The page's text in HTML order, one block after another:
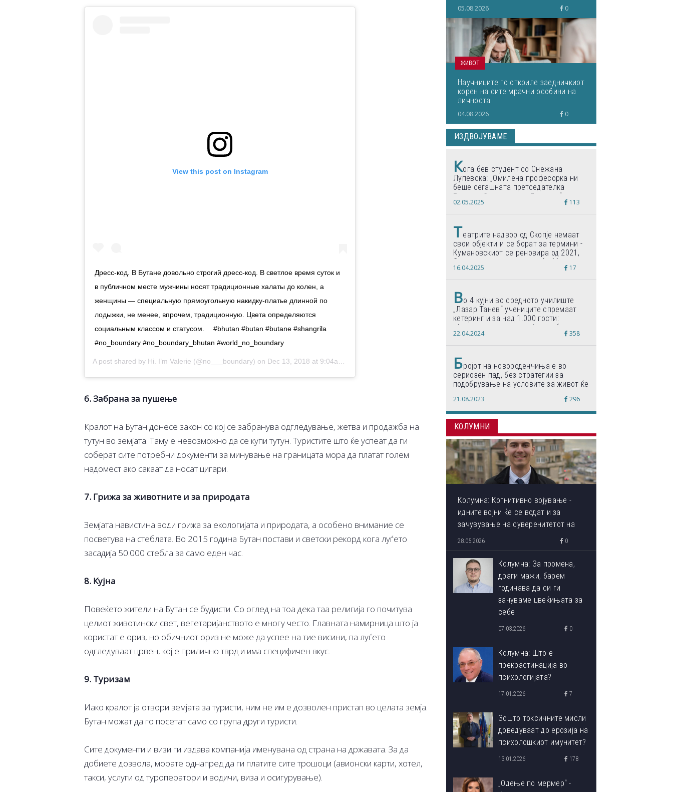
View this post on Instagram
Дресс-код. В Бутане довольно строгий дресс-код. В светлое время суток и
в публичном месте мужчины носят традиционные халаты до колен, а
женщины — специальную прямоугольную накидку-платье длинной по
лодыжки, не менее, впрочем, традиционную. Цвета определяются
социальным классом и статусом. ⠀ #bhutan #butan #butane #shangrila
#no_boundary #no_boundary_bhutan #world_no_boundary
A post shared by Hi. I’m Valerie (@no___boundary) on Dec 13, 2018 at 9:04am PST
6. Забрана за пушење
Кралот на Бутан донесе закон со кој се забранува одгледување, жетва и продажба на
тутун во земјата. Таму е невозможно да се купи тутун. Туристите што ќе успеат да ги
соберат сите потребни документи за минување на границата мора да платат голем
надомест ако сакаат да носат цигари.
7. Грижа за животните и за природата
Земјата навистина води грижа за екологијата и природата, а особено внимание се
посветува на стеблата. Во 2015 година Бутан постави и светски рекорд кога луѓето
засадија 50.000 стебла за само еден час.
8. Кујна
Повеќето жители на Бутан се будисти. Со оглед на тоа дека таа религија го почитува
целиот животински свет, вегетаријанството е многу често. Главната намирница што ја
користат е ориз, но обичниот ориз не може да успее на тие висини, па луѓето
одгледуваат црвен, кој е прилично тврд и има специфичен вкус.
9. Туризам
Иако кралот ја отвори земјата за туристи, ним не им е дозволен пристап во целата земја.
Бутан можат да го посетат само со група други туристи.
Сите документи и визи ги издава компанија именувана од страна на државата. За да
добиете дозвола, морате однапред да ги платите сите трошоци (авионски карти, хотел,
такси, услуги од туроператори и водичи, виза и осигурување).
05.08.2026 0
ЖИВОТ
Научниците го откриле заедничкиот
корен на сите мрачни особини на
личноста
04.08.2026 0
ИЗДВОЈУВАМЕ
Кога бев студент со Снежана
Лупевска: „Омилена професорка ни
беше сегашната претседателка
Гордана Сиљановска-Давкова“
02.05.2025 113
Театрите надвор од Скопје немаат
свои објекти и се борат за термини -
Кумановскиот се реновира од 2021,
Струмичкиот се гради веќе 11 години
16.04.2025 17
Во 4 кујни во средното училиште
„Лазар Танев“ учениците спремаат
кетеринг и за над 1.000 гости:
„Формиравме компанија и работиме
по светски стандарди“
22.04.2024 358
Бројот на новороденчиња е во
сериозен пад, без стратегии за
подобрување на условите за живот ќе
дојде до затворање на училишта,
предупредуваат експертите
21.08.2023 296
КОЛУМНИ
Колумна: Когнитивно војување -
идните војни ќе се водат и за
зачувување на суверенитетот на
сопствениот ум
28.05.2026 0
Колумна: За промена,
драги мажи, барем
годинава да си ги
зачуваме цвеќињата за
себе
07.03.2026 0
Колумна: Што е
прекрастинација во
психологијата?
17.01.2026 7
Зошто токсичните мисли
доведуваат до ерозија на
психолошкиот имунитет?
13.01.2026 178
„Одење по мермер“ -